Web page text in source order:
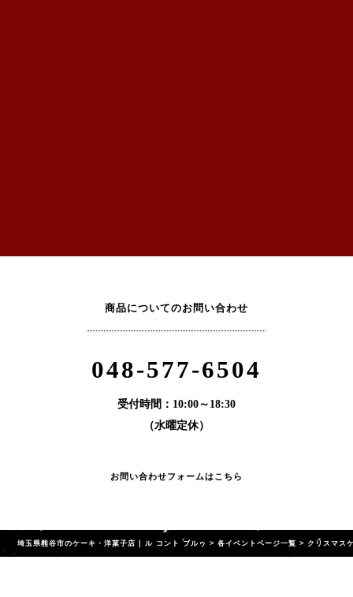
商品についてのお問い合わせ
048-577-6504
受付時間：10:00～18:30
（水曜定休）
お問い合わせフォームはこちら
埼玉県熊谷市のケーキ・洋菓子店 | ル コント ブルゥ >各イベントページ一覧 > クリスマス